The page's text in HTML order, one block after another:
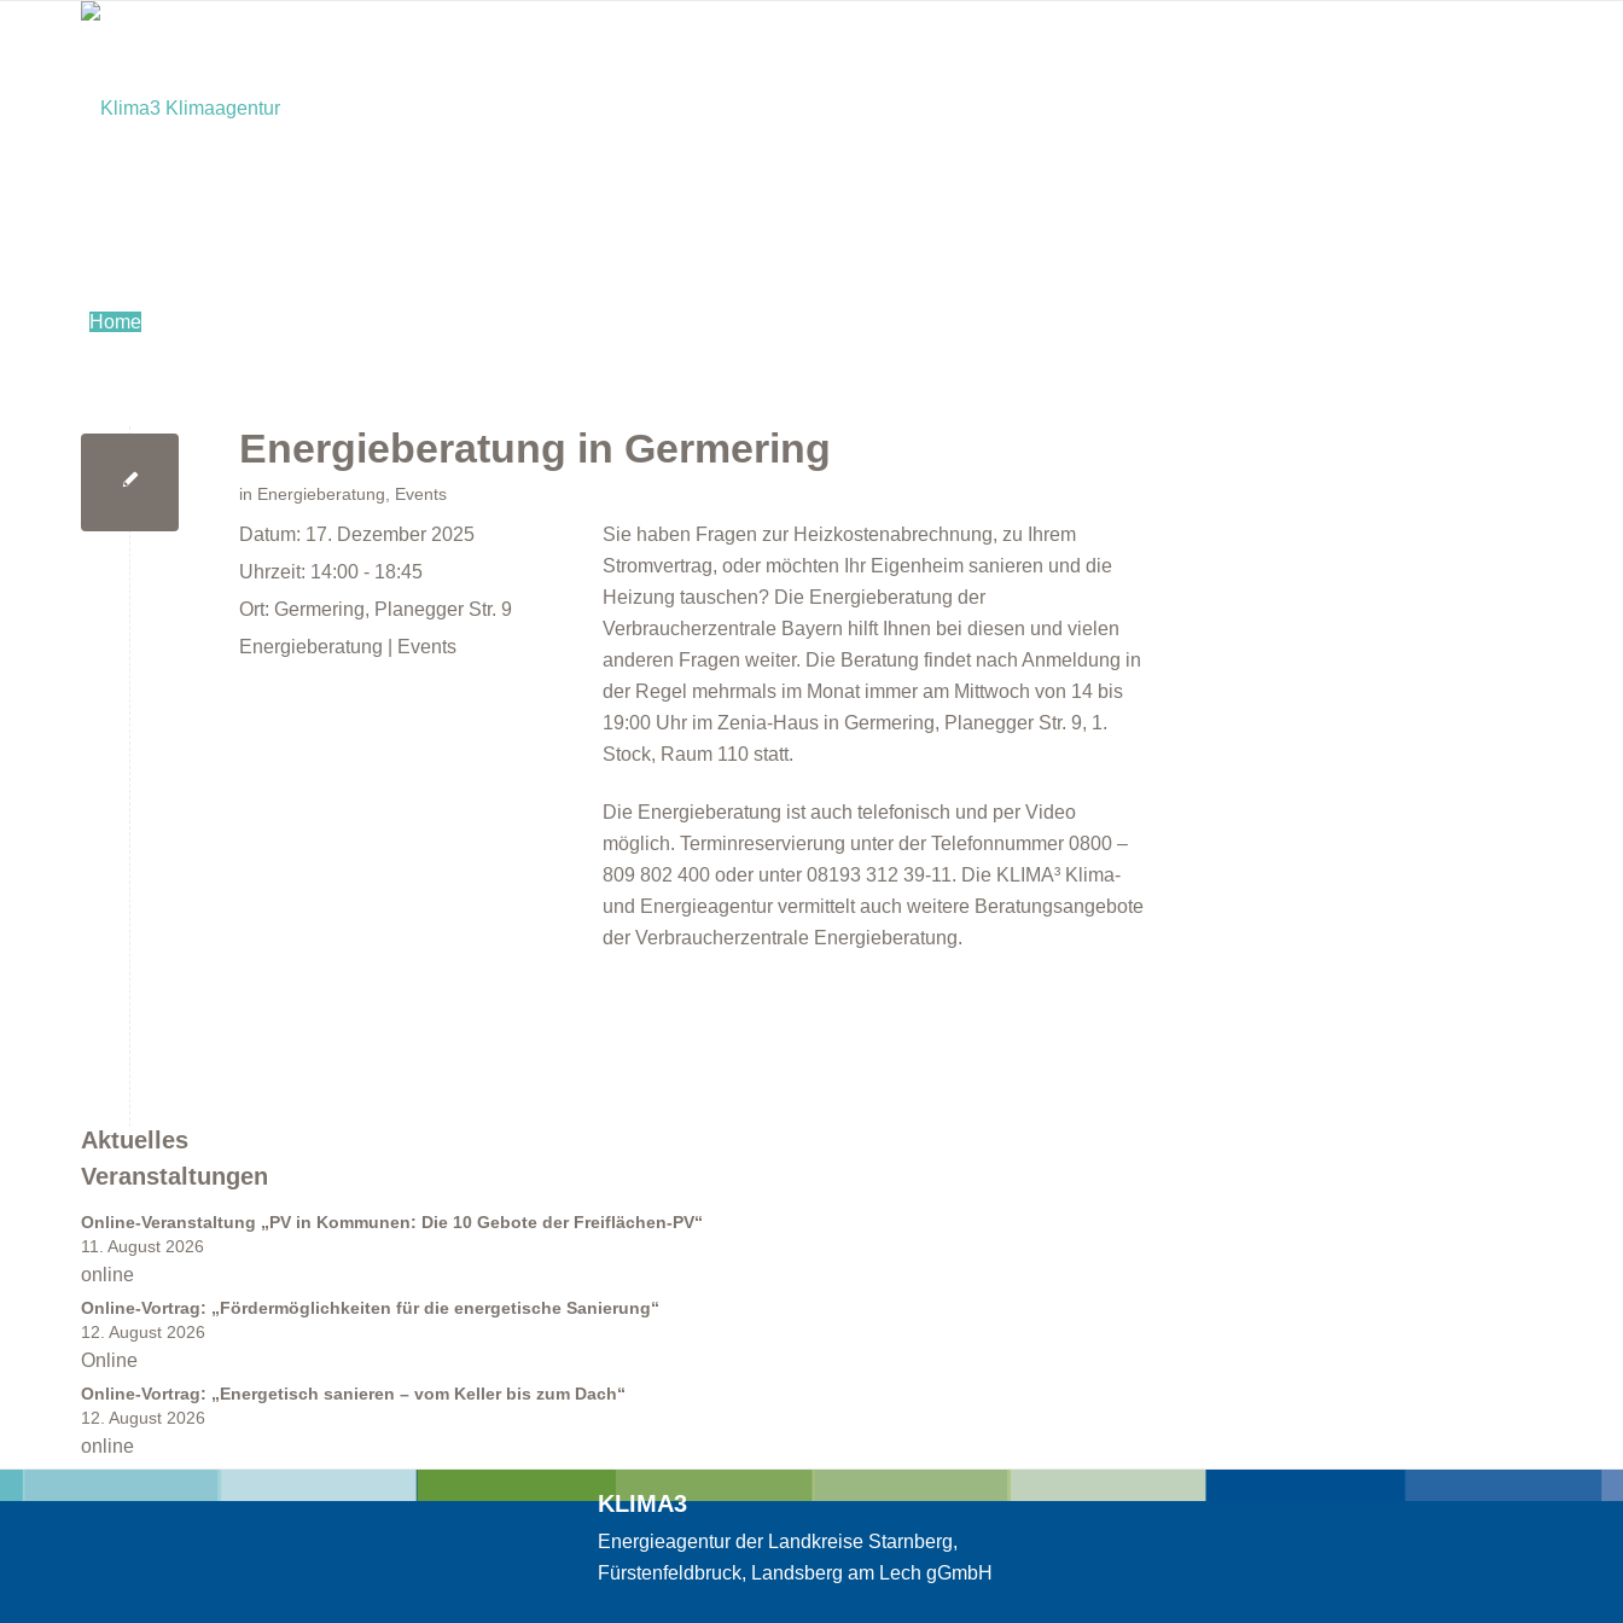
Home
Bürger:innen
Förderprogramme
Klimabildung
Energieberatung in Germering
in Energieberatung Events
Datum: 17. Dezember 2025
Uhrzeit: 14:00 - 18:45
Ort: Germering, Planegger Str. 9
Energieberatung | Events
Sie haben Fragen zur Heizkostenabrechnung, zu Ihrem
Stromvertrag, oder möchten Ihr Eigenheim sanieren und die
Heizung tauschen? Die Energieberatung der
Verbraucherzentrale Bayern hilft Ihnen bei diesen und vielen
anderen Fragen weiter. Die Beratung findet nach Anmeldung in
der Regel mehrmals im Monat immer am Mittwoch von 14 bis
19:00 Uhr im Zenia-Haus in Germering, Planegger Str. 9, 1.
Stock, Raum 110 statt.
Die Energieberatung ist auch telefonisch und per Video
möglich. Terminreservierung unter der Telefonnummer 0800 –
809 802 400 oder unter 08193 312 39-11. Die KLIMA³ Klima-
und Energieagentur vermittelt auch weitere Beratungsangebote
der Verbraucherzentrale Energieberatung.
Aktuelles
Veranstaltungen
Online-Veranstaltung „PV in Kommunen: Die 10 Gebote der Freiflächen-PV“
11. August 2026
online
Online-Vortrag: „Fördermöglichkeiten für die energetische Sanierung“
12. August 2026
Online
Online-Vortrag: „Energetisch sanieren – vom Keller bis zum Dach“
12. August 2026
online
KLIMA3
Energieagentur der Landkreise Starnberg,
Fürstenfeldbruck, Landsberg am Lech gGmbH